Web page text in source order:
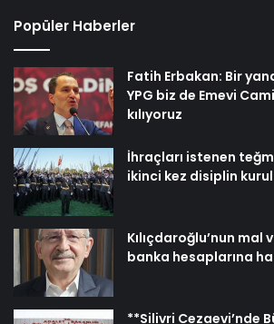
Popüler Haberler
Fatih Erbakan: Bir
YPG biz de Emevi
kılıyoruz
İhraçları istenen
ikinci kez disiplin
Kılıçdaroğlu’nun mal
banka hesaplarına
**Silivri Cezaevi’nde